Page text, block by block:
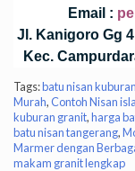
Email :
Jl. Kanigoro Gg
Kec.
Tags:batu nisan kuburan
Murah,Contoh Nisan
kuburan granit,harga
batu nisan tangerang,
Marmer dengan
makam granit lengkap